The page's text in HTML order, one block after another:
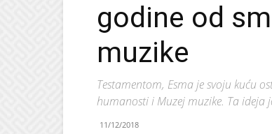
godine od
muzike
Testamentom, Esma je svoju kuću
humanosti i Muzej muzike. Ta ideja
11/12/2018